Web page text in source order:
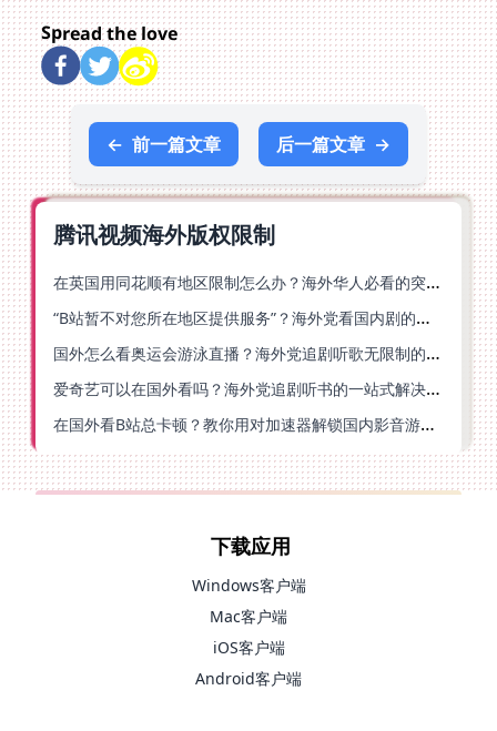
Spread the love
← 前一篇文章 后一篇文章 →
腾讯视频海外版权限制
在英国用同花顺有地区限制怎么办？海外华人必看的突破指南（附小说影音技巧）
“B站暂不对您所在地区提供服务”？海外党看国内剧的救星来了！
国外怎么看奥运会游泳直播？海外党追剧听歌无限制的实用指南
爱奇艺可以在国外看吗？海外党追剧听书的一站式解决指南
在国外看B站总卡顿？教你用对加速器解锁国内影音游戏自由
下载应用
Windows客户端
Mac客户端
iOS客户端
Android客户端